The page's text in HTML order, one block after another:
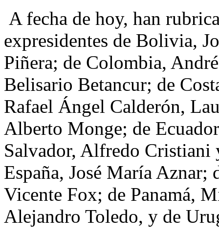
A fecha de hoy, han
expresidentes de Bolivia,
Piñera; de Colombia,
Belisario Betancur; de
Rafael Ángel Calderón,
Alberto Monge; de
Salvador, Alfredo Cristiani
España, José María
Vicente Fox; de Panamá,
Alejandro Toledo, y de